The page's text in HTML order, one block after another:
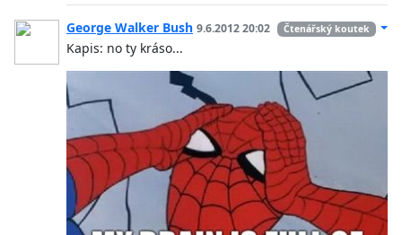
George Walker Bush 9.6.2012 20:02 Čtenářský koutek
Kapis: no ty kráso...